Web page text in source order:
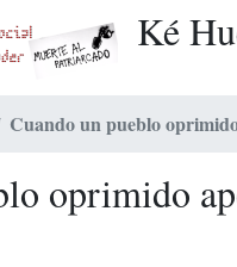
Ké
Cuando un pueblo
oprimido